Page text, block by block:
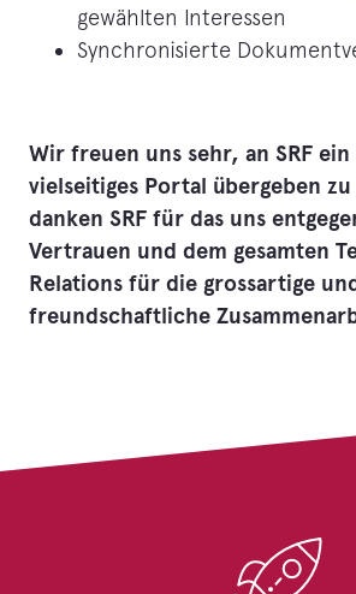
gewählten Interessen
Synchronisierte
Wir freuen uns sehr, an SRF
vielseitiges Portal übergeben
danken SRF für das uns
Vertrauen und dem gesamten
Relations für die grossartige
freundschaftliche